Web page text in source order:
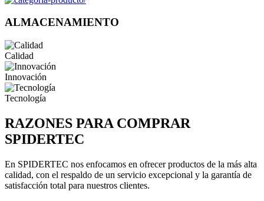
ALMACENAMIENTO
Calidad
Innovación
Tecnología
RAZONES PARA COMPRAR
SPIDERTEC
En SPIDERTEC nos enfocamos en ofrecer productos de la más alta
calidad, con el respaldo de un servicio excepcional y la garantía de
satisfacción total para nuestros clientes.